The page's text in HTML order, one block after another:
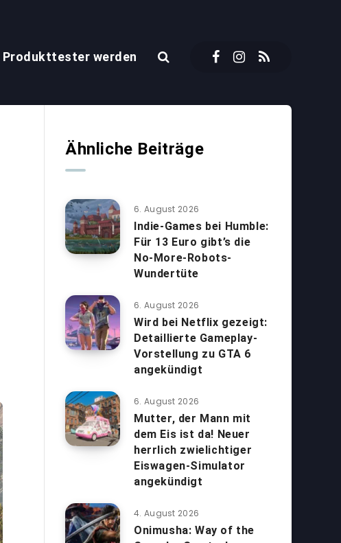
Produkttester werden
Ähnliche Beiträge
6. August 2026
Indie-Games bei Humble:
Für 13 Euro gibt’s die
No-More-Robots-
Wundertüte
6. August 2026
Wird bei Netflix gezeigt:
Detaillierte Gameplay-
Vorstellung zu GTA 6
angekündigt
6. August 2026
Mutter, der Mann mit
dem Eis ist da! Neuer
herrlich zwielichtiger
Eiswagen-Simulator
angekündigt
4. August 2026
Onimusha: Way of the